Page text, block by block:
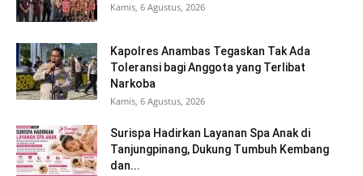
Kamis, 6 Agustus, 2026
Kapolres Anambas Tegaskan Tak Ada
Toleransi bagi Anggota yang Terlibat
Narkoba
Kamis, 6 Agustus, 2026
Surispa Hadirkan Layanan Spa Anak di
Tanjungpinang, Dukung Tumbuh Kembang
dan...